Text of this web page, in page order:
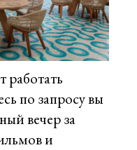
работать
по запросу вы
вечер за
и